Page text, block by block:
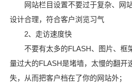
网站栏目设置不要过于复杂、网
设计合理，符合客户浏览习气
2、走访速度快
不要有太多的FLASH、图片、框
量过大的FLASH是堵墙，太慢的翻开
失，从而把客户档在了你的网站外；